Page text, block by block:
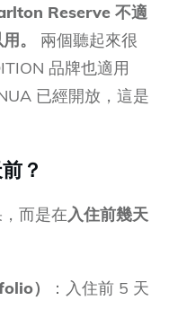
Reserve 不適
。
兩個聽起來很
品牌也適用
已經開放，這是
？
而是在入住前幾天
）
：入住前 5 天